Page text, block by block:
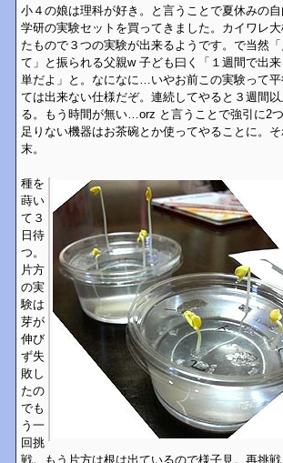
小４の娘は理科が好き。と言うことで夏休みの
学研の実験セットを買ってきました。カイワレ大
たもので３つの実験が出来るようです。で当然「
て」と振られる父親w 子ども曰く「１週間で出
単だよ」と。なになに…いやお前この実験って
ては出来ない仕様だぞ。連続してやると３週間
る。もう時間が無い…orz と言うことで強引に2
足りない機器はお茶碗とか使ってやることに。そ
末。
種を
蒔い
て３
日待
つ。
片方
の実
験は
芽が
伸び
ず失
敗し
たの
でも
う一
回挑
戦。もう片方は根は出ているので様子見。再挑